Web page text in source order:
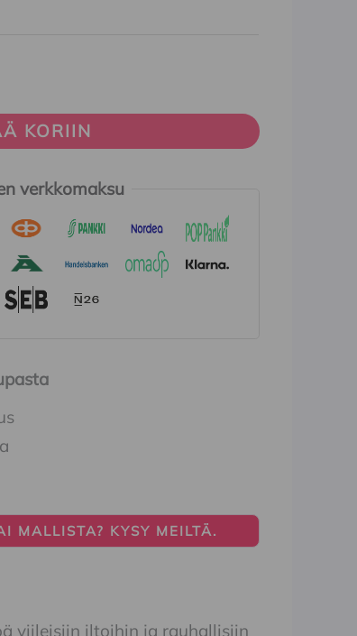
KORIIN
verkkomaksu
MALLISTA? KYSY MEILTÄ.
viileisiin iltoihin ja rauhallisiin